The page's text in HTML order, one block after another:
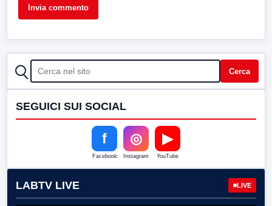
CERCA Cerca
SEGUICI SUI SOCIAL
f
Facebook
◎
Instagram
▶
YouTube
LABTV LIVE LIVE